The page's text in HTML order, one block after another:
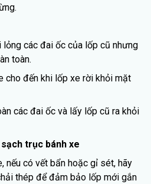
các đai ốc của lốp cũ nhưng
toàn.
cho đến khi lốp xe rời khỏi mặt
các đai ốc và lấy lốp cũ ra khỏi
trục bánh xe
nếu có vết bẩn hoặc gỉ sét, hãy
thép để đảm bảo lốp mới gắn